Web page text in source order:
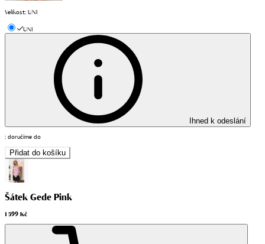
Velikost: UNI
UNI
Ihned k odeslání
: doručíme do
Přidat do košíku
Šátek Gede Pink
1 599 Kč